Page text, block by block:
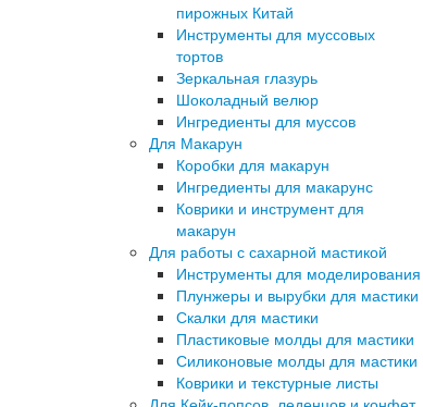
пирожных Китай
Инструменты для муссовых
тортов
Зеркальная глазурь
Шоколадный велюр
Ингредиенты для муссов
Для Макарун
Коробки для макарун
Ингредиенты для макарунс
Коврики и инструмент для
макарун
Для работы с сахарной мастикой
Инструменты для моделирования
Плунжеры и вырубки для мастики
Скалки для мастики
Пластиковые молды для мастики
Силиконовые молды для мастики
Коврики и текстурные листы